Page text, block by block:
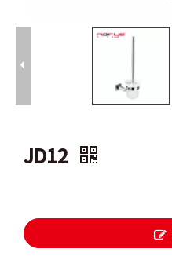
JD12